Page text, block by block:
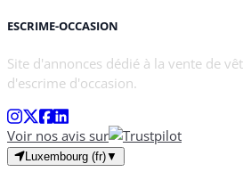
ESCRIME-OCCASION
Site d'annonces dédié à la vente de
d'escrime d'occasion.
Voir nos avis sur
Luxembourg (fr)▼